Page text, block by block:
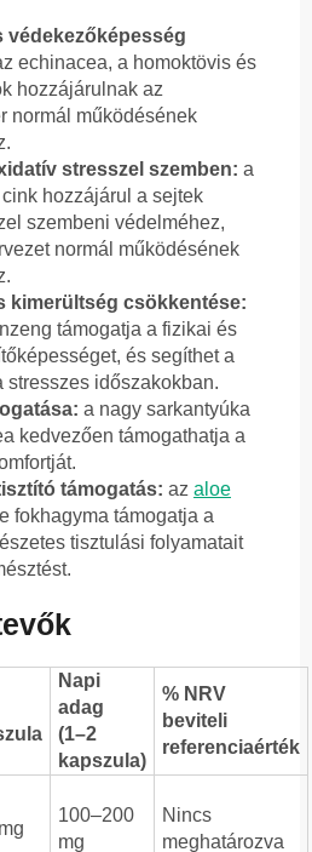
védekezőképesség
echinacea, a homoktövis és
hozzájárulnak az
normál működésének
stresszel szemben: a
hozzájárul a sejtek
szembeni védelméhez,
normál működésének
kimerültség csökkentése:
támogatja a fizikai és
és segíthet a
stresszes időszakokban.
a nagy sarkantyúka
kedvezően támogathatja a
támogatás: az aloe
fokhagyma támogatja a
tisztulási folyamatait
Napi
adag
(1–2
kapszula)
% NRV
beviteli
referenciaérték
100–200
mg
Nincs
meghatározva